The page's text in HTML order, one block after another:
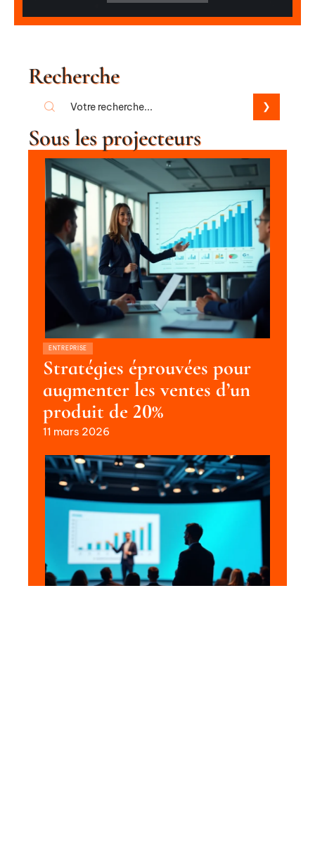
Recherche
Sous les projecteurs
ENTREPRISE
Stratégies éprouvées pour
augmenter les ventes d’un
produit de 20%
11 mars 2026